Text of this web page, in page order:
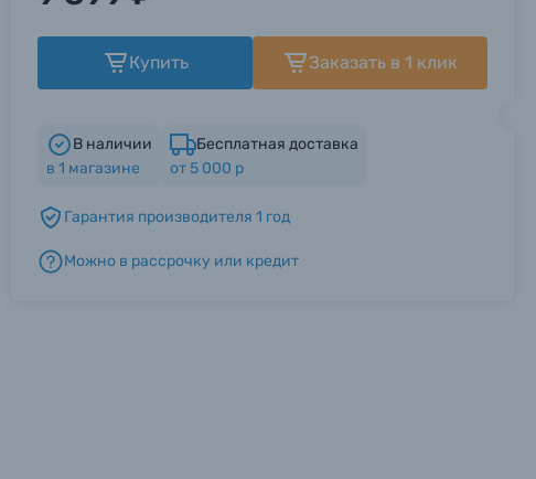
Купить Заказать в 1 клик
В наличии
в 1 магазине
Бесплатная доставка
от 5 000 р
Гарантия производителя 1 год
Можно в рассрочку или кредит